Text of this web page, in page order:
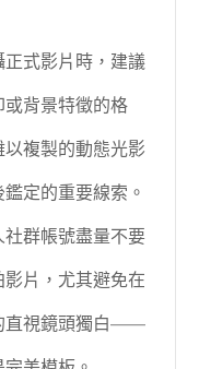
正式影片時，建議
背景特徵的格
複製的動態光影
定的重要線索。
社群帳號盡量不要
片，尤其避免在
直視鏡頭獨白——